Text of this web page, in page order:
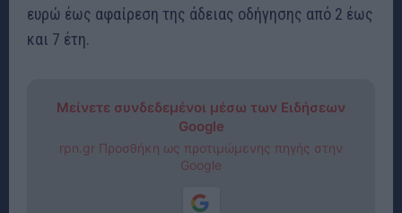
ευρώ έως αφαίρεση της άδειας οδήγησης από 2 έως
και 7 έτη.
Μείνετε συνδεδεμένοι μέσω των Ειδήσεων
Google
rpn.gr Προσθήκη ως προτιμώμενης πηγής στην
Google